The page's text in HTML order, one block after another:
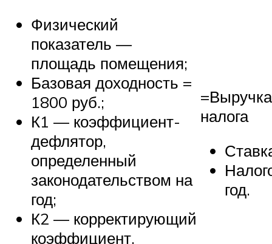
Физический
показатель —
площадь помещения;
Базовая доходность =
1800 руб.;
К1 — коэффициент-
дефлятор,
определенный
законодательством на
год;
К2 — корректирующий
коэффициент,
налога
год.